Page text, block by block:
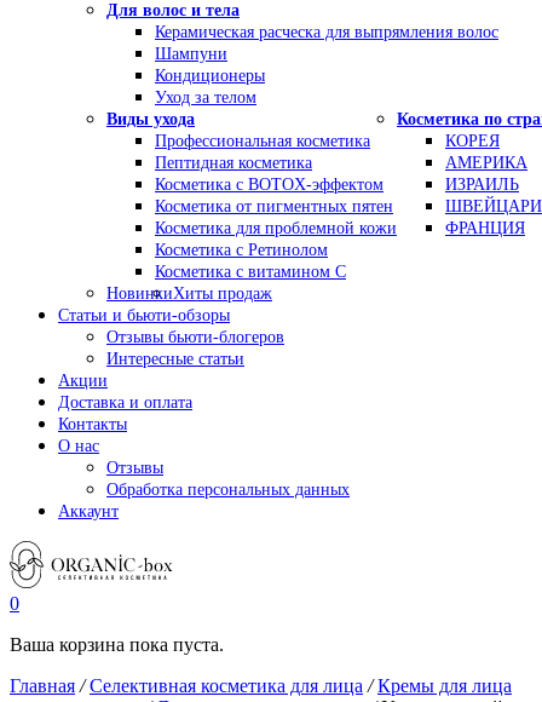
Для волос и тела
Керамическая расческа для выпрямления волос
Шампуни
Кондиционеры
Уход за телом
Виды ухода
Профессиональная косметика
Пептидная косметика
Косметика с BOTOX-эффектом
Косметика от пигментных пятен
Косметика для проблемной кожи
Косметика с Ретинолом
Косметика с витамином С
Косметика по
КОРЕЯ
АМЕРИКА
ИЗРАИЛЬ
ФРАНЦИЯ
НовинкиХиты продаж
Статьи и бьюти-обзоры
Отзывы бьюти-блогеров
Интересные статьи
Акции
Доставка и оплата
Контакты
О нас
Отзывы
Обработка персональных данных
Аккаунт
0
Ваша корзина пока пуста.
Главная /Селективная косметика для лица /Кремы для лица